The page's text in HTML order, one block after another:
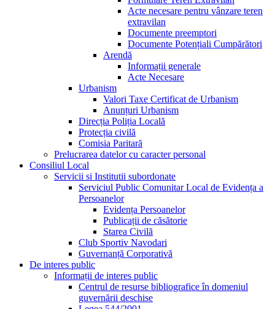
Acte necesare pentru vânzare teren
extravilan
Documente preemptori
Documente Potențiali Cumpărători
Arendă
Informații generale
Acte Necesare
Urbanism
Valori Taxe Certificat de Urbanism
Anunțuri Urbanism
Direcția Poliția Locală
Protecția civilă
Comisia Paritară
Prelucrarea datelor cu caracter personal
Consiliul Local
Servicii si Institutii subordonate
Serviciul Public Comunitar Local de Evidența a
Persoanelor
Evidența Persoanelor
Publicații de căsătorie
Starea Civilă
Club Sportiv Navodari
Guvernanță Corporativă
De interes public
Informații de interes public
Centrul de resurse bibliografice în domeniul
guvernării deschise